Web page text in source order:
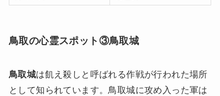
鳥取の心霊スポット③鳥取城
鳥取城は飢え殺しと呼ばれる作戦が行われた場所
として知られています。鳥取城に攻め入った軍は